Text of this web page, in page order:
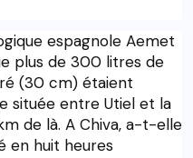
espagnole Aemet
plus de 300 litres de
(30 cm) étaient
située entre Utiel et la
de là. A Chiva, a-t-elle
en huit heures